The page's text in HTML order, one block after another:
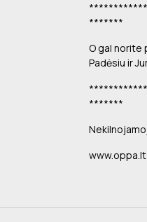
*******
O gal norite
Padėsiu ir
*******
www.oppa.lt